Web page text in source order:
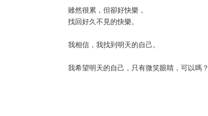
雖然很累，但卻好快樂，
找回好久不見的快樂。
我相信，我找到明天的自己。
我希望明天的自己，只有微笑眼睛，可以嗎？